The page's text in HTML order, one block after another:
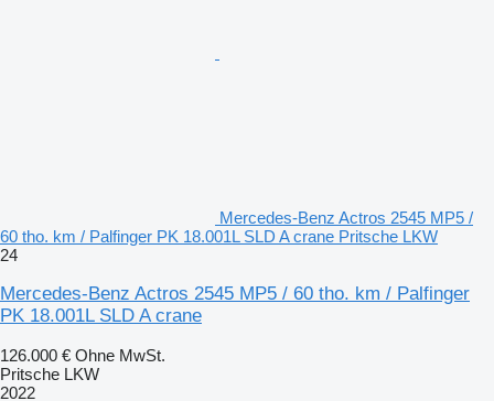
Mercedes-Benz Actros 2545 MP5 /
60 tho. km / Palfinger PK 18.001L SLD A crane Pritsche LKW
24
Mercedes-Benz Actros 2545 MP5 / 60 tho. km / Palfinger
PK 18.001L SLD A crane
126.000 € Ohne MwSt.
Pritsche LKW
2022